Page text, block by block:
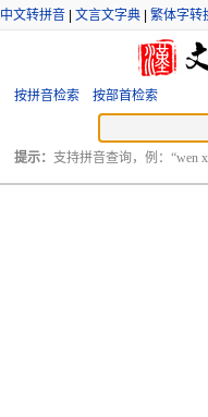
中文转拼音 文言文字典 繁体字转
按拼音检索 按部首检索
提示： 支持拼音查询，例：“wen